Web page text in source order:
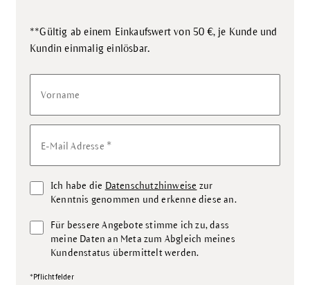
**Gültig ab einem Einkaufswert von 50 €, je Kunde und
Kundin einmalig einlösbar.
Vorname
E-Mail Adresse *
Ich habe die Datenschutzhinweise zur
Kenntnis genommen und erkenne diese an.
Für bessere Angebote stimme ich zu, dass
meine Daten an Meta zum Abgleich meines
Kundenstatus übermittelt werden.
*Pflichtfelder